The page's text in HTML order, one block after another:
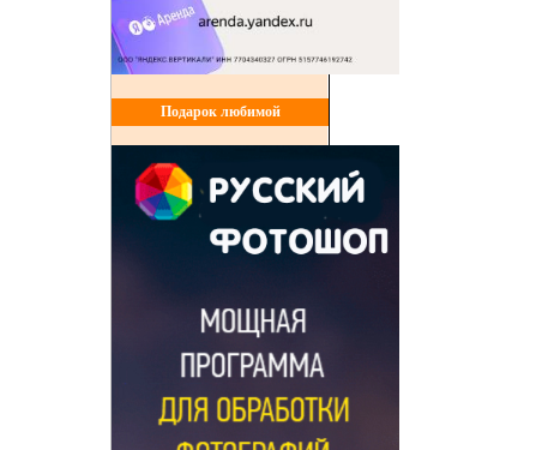
Подарок любимой